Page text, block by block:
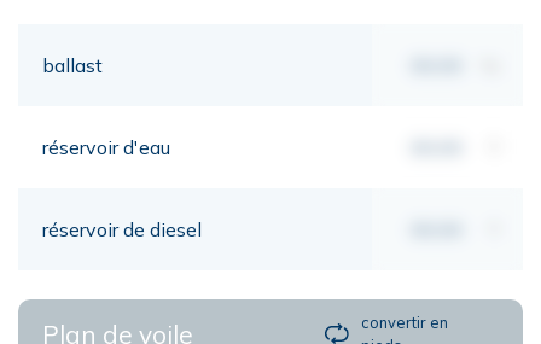
ballast
réservoir d'eau
réservoir de diesel
Plan de voile
convertir en